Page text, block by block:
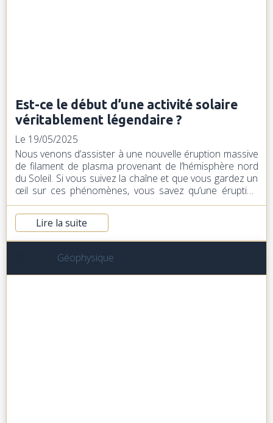
Est-ce le début d’une activité solaire
véritablement légendaire ?
Le 19/05/2025
Nous venons d’assister à une nouvelle éruption massive
de filament de plasma provenant de l’hémisphère nord
du Soleil. Si vous suivez la chaîne et que vous gardez un
œil sur ces phénomènes, vous savez qu’une éruption
très similaire s’est produite tard le 12 mai en temps
universel, qui a ensuite impacté la Terre tôt le 17 mai,
déclenchant une tempête géomagnétique de niveau G2.
Cet événement a été immédiatement suivi par l’impact
d’un flux à haute vitesse provenant d’un trou coronal. Il y
a donc eu beaucoup d’activité solaire et une volatilité
énergétique géophysique globale sur la planète.
Lire la suite
Géophysique